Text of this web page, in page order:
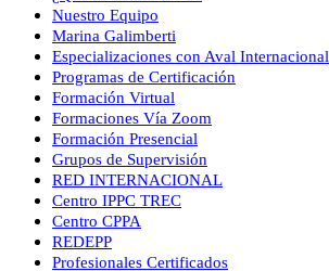
Nuestro Equipo
Marina Galimberti
Especializaciones con Aval Internacional
Programas de Certificación
Formación Virtual
Formaciones Vía Zoom
Formación Presencial
Grupos de Supervisión
RED INTERNACIONAL
Centro IPPC TREC
Centro CPPA
REDEPP
Profesionales Certificados